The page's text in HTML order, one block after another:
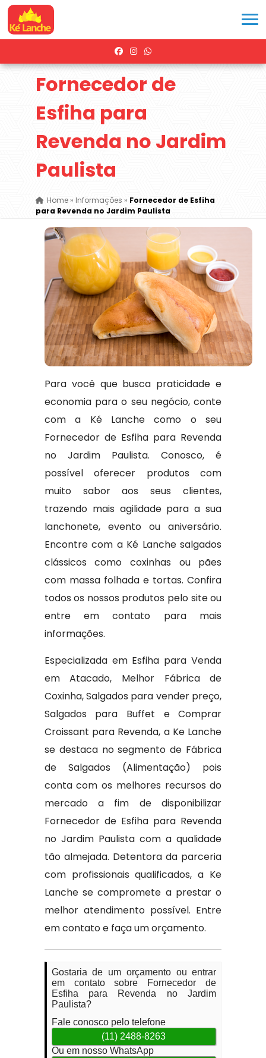
Fornecedor de
Esfiha para
Revenda no Jardim
Paulista
Home» Informações » Fornecedor de Esfiha
para Revenda no Jardim Paulista
Para você que busca praticidade e
economia para o seu negócio, conte
com a Ké Lanche como o seu
Fornecedor de Esfiha para Revenda
no Jardim Paulista. Conosco, é
possível oferecer produtos com
muito sabor aos seus clientes,
trazendo mais agilidade para a sua
lanchonete, evento ou aniversário.
Encontre com a Ké Lanche salgados
clássicos como coxinhas ou pães
com massa folhada e tortas. Confira
todos os nossos produtos pelo site ou
entre em contato para mais
informações.
Especializada em Esfiha para Venda
em Atacado, Melhor Fábrica de
Coxinha, Salgados para vender preço,
Salgados para Buffet e Comprar
Croissant para Revenda, a Ke Lanche
se destaca no segmento de Fábrica
de Salgados (Alimentação) pois
conta com os melhores recursos do
mercado a fim de disponibilizar
Fornecedor de Esfiha para Revenda
no Jardim Paulista com a qualidade
tão almejada. Detentora da parceria
com profissionais qualificados, a Ke
Lanche se compromete a prestar o
melhor atendimento possível. Entre
em contato e faça um orçamento.
Gostaria de um orçamento ou entrar
em contato sobre Fornecedor de
Esfiha para Revenda no Jardim
Paulista?
Fale conosco pelo telefone
(11) 2488-8263
Ou em nosso WhatsApp